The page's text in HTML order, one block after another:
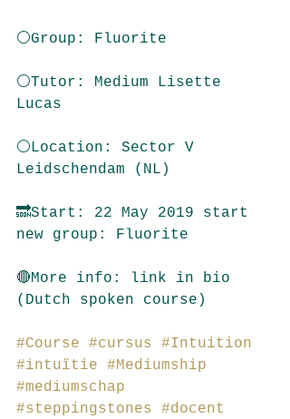
⚪️Group: Fluorite
⚪️Tutor: Medium Lisette
Lucas
⚪️Location: Sector V
Leidschendam (NL)
🔜Start: 22 May 2019 start
new group: Fluorite
🔴More info: link in bio
(Dutch spoken course)
#Course #cursus
#Intuition
#intuïtie
#Mediumship
#mediumschap
#steppingstones
#docent